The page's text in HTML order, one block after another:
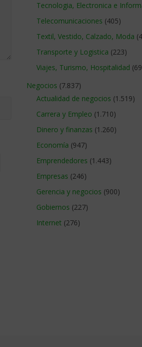
Tecnologia, Electronica e
Telecomunicaciones (405)
Textil, Vestido, Calzado, Moda
Transporte y Logistica (223)
Viajes, Turismo, Hospitalidad
Negocios (7.837)
Actualidad de negocios (1.519)
Carrera y Empleo (1.710)
Dinero y finanzas (1.260)
Economía (947)
Emprendedores (1.443)
Empresas (246)
Gerencia y negocios (900)
Gobiernos (227)
Internet (276)